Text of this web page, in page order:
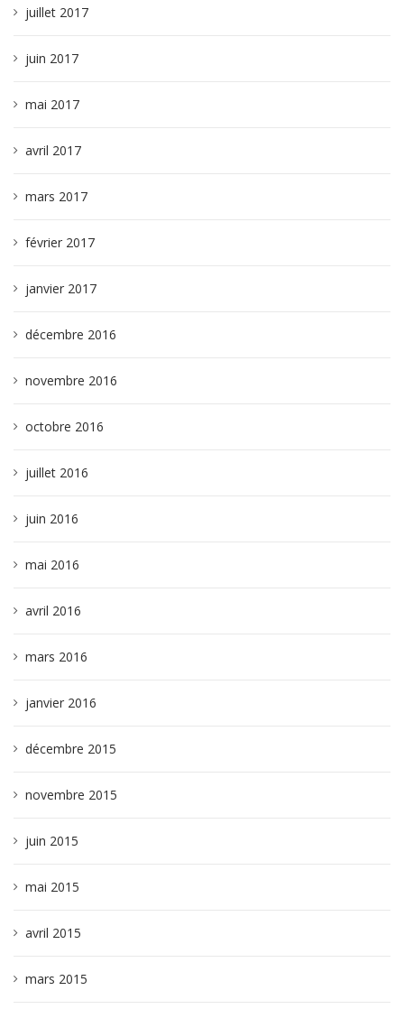
juillet 2017
juin 2017
mai 2017
avril 2017
mars 2017
février 2017
janvier 2017
décembre 2016
novembre 2016
octobre 2016
juillet 2016
juin 2016
mai 2016
avril 2016
mars 2016
janvier 2016
décembre 2015
novembre 2015
juin 2015
mai 2015
avril 2015
mars 2015